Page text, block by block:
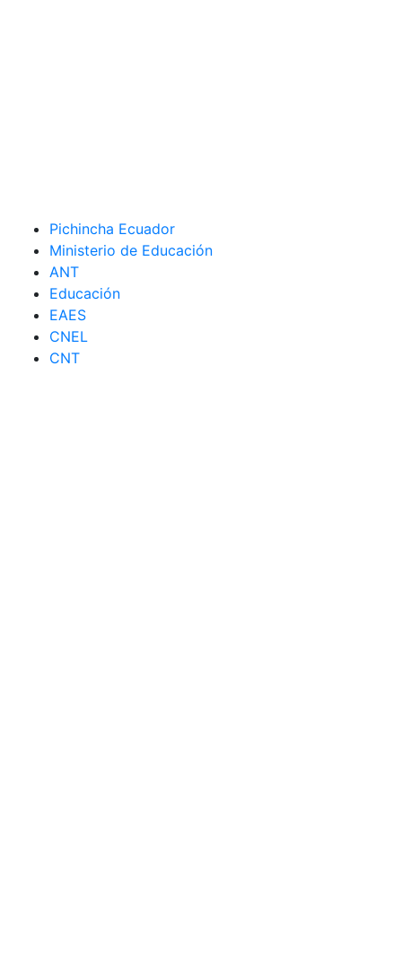
Pichincha Ecuador
Ministerio de Educación
ANT
Educación
EAES
CNEL
CNT